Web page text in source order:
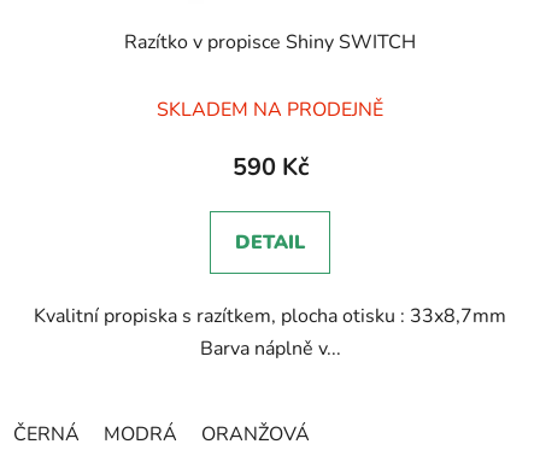
Razítko v propisce Shiny SWITCH
hodnocení
produktu
5,0
z
hvězdiček.
SKLADEM NA PRODEJNĚ
590 Kč
DETAIL
Kvalitní propiska s razítkem, plocha otisku : 33x8,7mm
Barva náplně v...
ČERNÁ MODRÁ ORANŽOVÁ